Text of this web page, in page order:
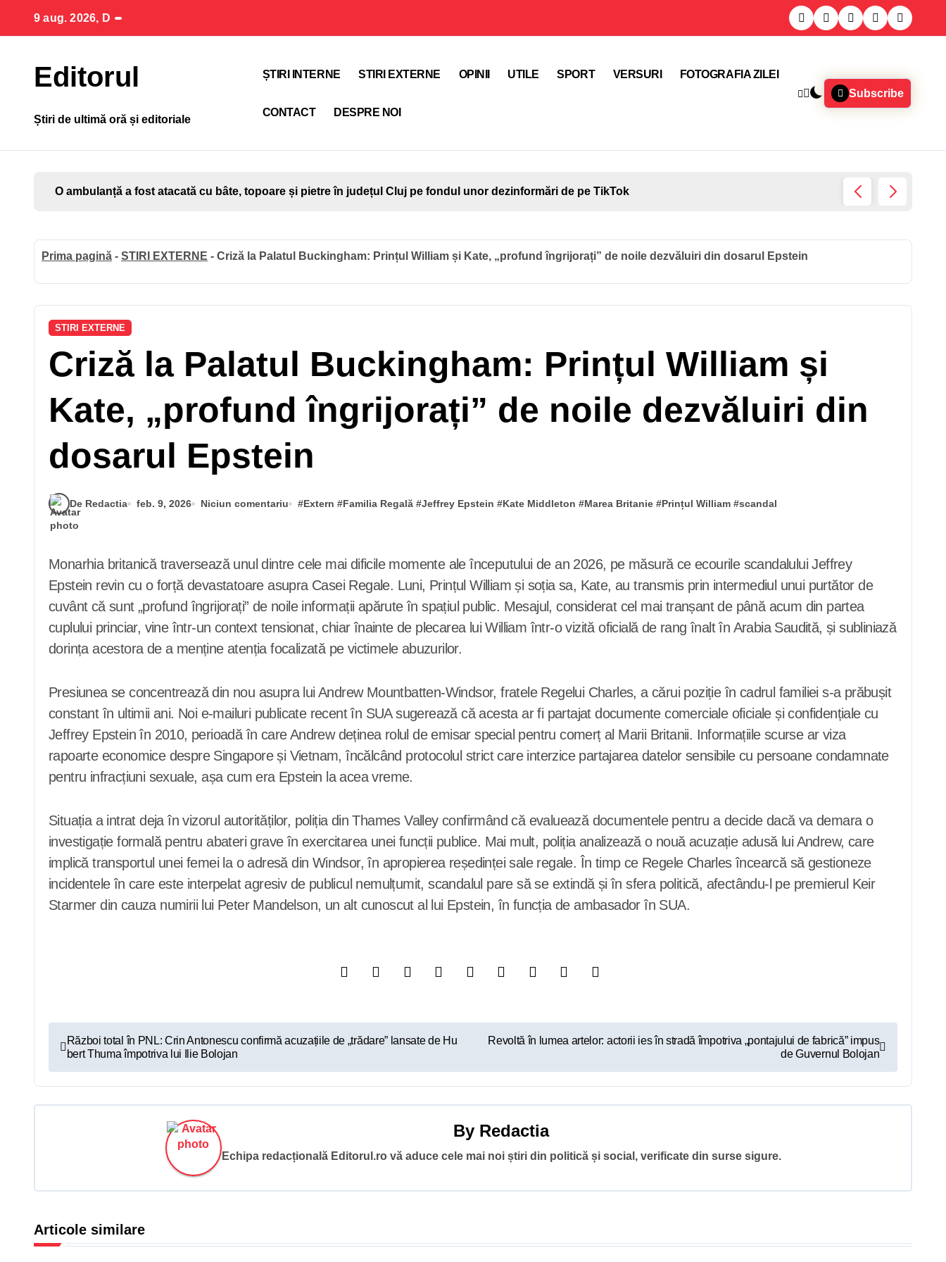
conținut
9 aug. 2026, D
Editorul
Știri de ultimă oră și editoriale
ȘTIRI INTERNE STIRI EXTERNE OPINII UTILE SPORT VERSURI FOTOGRAFIA ZILEI
CONTACT DESPRE NOI
Subscribe
O ambulanță a fost atacată cu bâte, topoare și pietre în județul Cluj pe fondul unor dezinformări de pe TikTok
Prima pagină - STIRI EXTERNE - Criză la Palatul Buckingham: Prințul William și Kate, „profund îngrijorați” de noile dezvăluiri din dosarul Epstein
STIRI EXTERNE
Criză la Palatul Buckingham: Prințul William și
Kate, „profund îngrijorați” de noile dezvăluiri din
dosarul Epstein
De Redactia feb. 9, 2026 Niciun comentariu #Extern #Familia Regală #Jeffrey Epstein #Kate Middleton #Marea Britanie #Prințul William #scandal
Monarhia britanică traversează unul dintre cele mai dificile momente ale începutului de an 2026, pe măsură ce ecourile scandalului Jeffrey
Epstein revin cu o forță devastatoare asupra Casei Regale. Luni, Prințul William și soția sa, Kate, au transmis prin intermediul unui purtător de
cuvânt că sunt „profund îngrijorați” de noile informații apărute în spațiul public. Mesajul, considerat cel mai tranșant de până acum din partea
cuplului princiar, vine într-un context tensionat, chiar înainte de plecarea lui William într-o vizită oficială de rang înalt în Arabia Saudită, și subliniază
dorința acestora de a menține atenția focalizată pe victimele abuzurilor.
Presiunea se concentrează din nou asupra lui Andrew Mountbatten-Windsor, fratele Regelui Charles, a cărui poziție în cadrul familiei s-a prăbușit
constant în ultimii ani. Noi e-mailuri publicate recent în SUA sugerează că acesta ar fi partajat documente comerciale oficiale și confidențiale cu
Jeffrey Epstein în 2010, perioadă în care Andrew deținea rolul de emisar special pentru comerț al Marii Britanii. Informațiile scurse ar viza
rapoarte economice despre Singapore și Vietnam, încălcând protocolul strict care interzice partajarea datelor sensibile cu persoane condamnate
pentru infracțiuni sexuale, așa cum era Epstein la acea vreme.
Situația a intrat deja în vizorul autorităților, poliția din Thames Valley confirmând că evaluează documentele pentru a decide dacă va demara o
investigație formală pentru abateri grave în exercitarea unei funcții publice. Mai mult, poliția analizează o nouă acuzație adusă lui Andrew, care
implică transportul unei femei la o adresă din Windsor, în apropierea reședinței sale regale. În timp ce Regele Charles încearcă să gestioneze
incidentele în care este interpelat agresiv de publicul nemulțumit, scandalul pare să se extindă și în sfera politică, afectându-l pe premierul Keir
Starmer din cauza numirii lui Peter Mandelson, un alt cunoscut al lui Epstein, în funcția de ambasador în SUA.
N
a
v
e
Război total în PNL: Crin Antonescu confirmă acuzațiile de „trădare” lansate de Hu
bert Thuma împotriva lui Ilie Bolojan
Revoltă în lumea artelor: actorii ies în stradă împotriva „pontajului de fabrică” impus
de Guvernul Bolojan
By Redactia
Echipa redacțională Editorul.ro vă aduce cele mai noi știri din politică și social, verificate din surse sigure.
Articole similare